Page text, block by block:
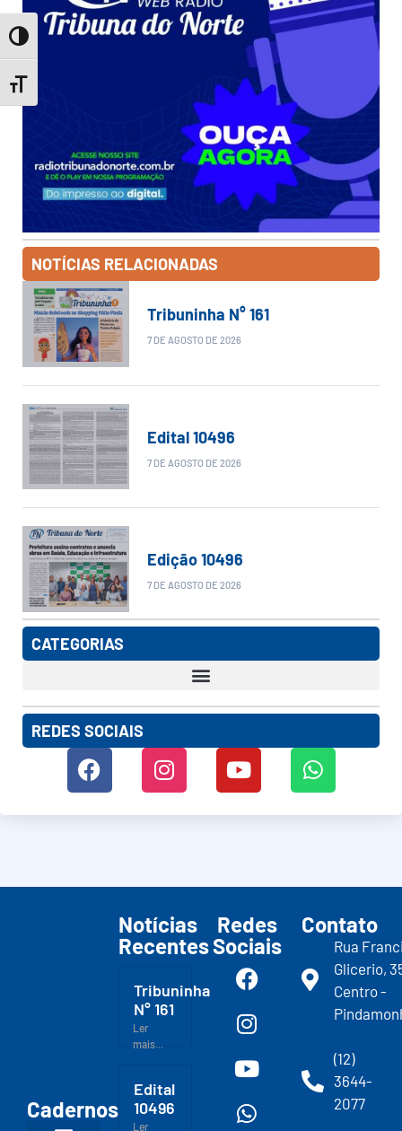
Toggle High Contrast
Toggle Font size
NOTÍCIAS RELACIONADAS
Tribuninha N° 161
7 DE AGOSTO DE 2026
Edital 10496
7 DE AGOSTO DE 2026
Edição 10496
7 DE AGOSTO DE 2026
CATEGORIAS
REDES SOCIAIS
Cadernos
Notícias
Recentes
Tribuninha
N° 161
Ler
mais...
Edital
10496
Ler
Redes
Sociais
Contato
Rua
Glicerio,
Centro -
(12)
3644-
2077